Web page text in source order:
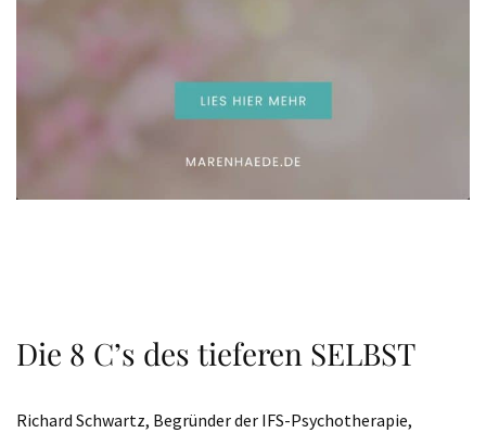
Die 8 C’s des tieferen SELBST
Richard Schwartz, Begründer der IFS-Psychotherapie,